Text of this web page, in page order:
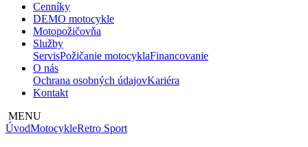
Cenníky
DEMO motocykle
Motopožičovňa
Služby
ServisPožičanie motocyklaFinancovanie
O nás
Ochrana osobných údajovKariéra
Kontakt
MENU
ÚvodMotocykleRetro Sport